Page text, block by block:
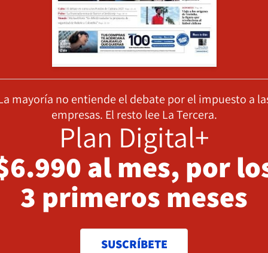
mayoría no entiende el debate por el impuesto a
empresas. El resto lee La Tercera.
Plan Digital+
al mes, por
3 primeros meses
SUSCRÍBETE